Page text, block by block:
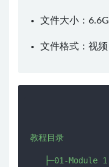
文件大小：
文件格式：视
教程目录
├─01-Module